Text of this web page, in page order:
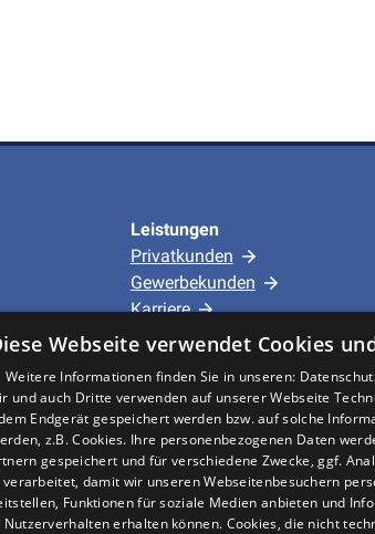
Leistungen
Privatkunden
Gewerbekunden
Karriere
Unternehmen
Standort
Hürth
Webseite verwendet Cookies
Weitere Informationen finden Sie in unseren:
und auch Dritte verwenden auf unserer Webseite
Endgerät gespeichert werden bzw. auf solche
z.B. Cookies. Ihre personenbezogenen Daten
gespeichert und für verschiedene Zwecke, ggf.
verarbeitet, damit wir unseren Webseitenbesuchern
Funktionen für soziale Medien anbieten und
Nutzerverhalten erhalten können. Cookies, die nicht